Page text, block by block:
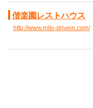
偕楽園レストハウス
http://www.mito-drivein.com/